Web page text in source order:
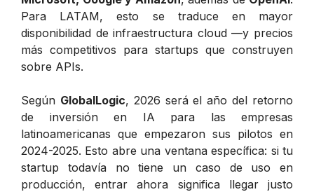
Para LATAM, esto se traduce en mayor
disponibilidad de infraestructura cloud —y precios
más competitivos para startups que construyen
sobre APIs.
Según GlobalLogic, 2026 será el año del retorno
de inversión en IA para las empresas
latinoamericanas que empezaron sus pilotos en
2024-2025. Esto abre una ventana específica: si tu
startup todavía no tiene un caso de uso en
producción, entrar ahora significa llegar justo